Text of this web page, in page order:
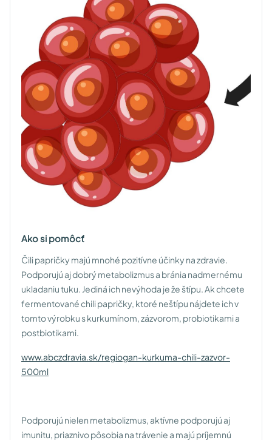
Ako si pomôcť
Čili papričky majú mnohé pozitívne účinky na zdravie.
Podporujú aj dobrý metabolizmus a bránia nadmernému
ukladaniu tuku. Jediná ich nevýhoda je že štípu. Ak chcete
fermentované chili papričky, ktoré neštípu nájdete ich v
tomto výrobku s kurkumínom, zázvorom, probiotikami a
postbiotikami.
www.abczdravia.sk/regiogan-kurkuma-chili-zazvor-
500ml
Podporujú nielen metabolizmus, aktívne podporujú aj
imunitu, priaznivo pôsobia na trávenie a majú príjemnú